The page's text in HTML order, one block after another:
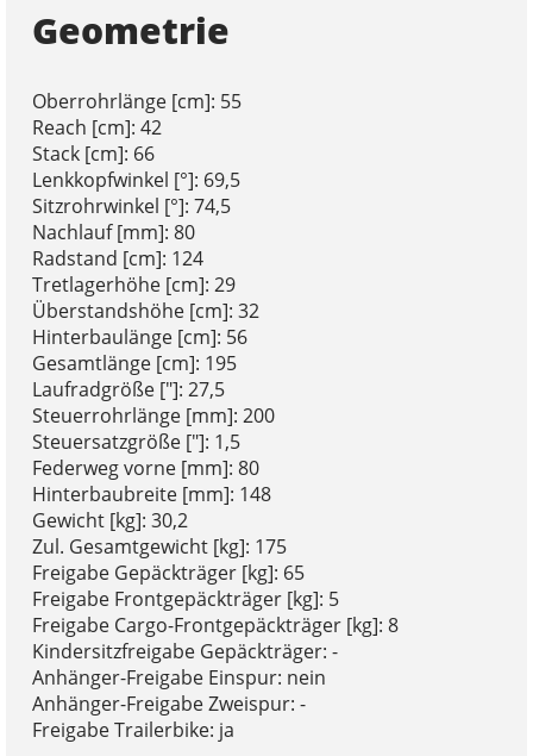
Geometrie
Oberrohrlänge [cm]: 55
Reach [cm]: 42
Stack [cm]: 66
Lenkkopfwinkel [°]: 69,5
Sitzrohrwinkel [°]: 74,5
Nachlauf [mm]: 80
Radstand [cm]: 124
Tretlagerhöhe [cm]: 29
Überstandshöhe [cm]: 32
Hinterbaulänge [cm]: 56
Gesamtlänge [cm]: 195
Laufradgröße ["]: 27,5
Steuerrohrlänge [mm]: 200
Steuersatzgröße ["]: 1,5
Federweg vorne [mm]: 80
Hinterbaubreite [mm]: 148
Gewicht [kg]: 30,2
Zul. Gesamtgewicht [kg]: 175
Freigabe Gepäckträger [kg]: 65
Freigabe Frontgepäckträger [kg]: 5
Freigabe Cargo-Frontgepäckträger [kg]: 8
Kindersitzfreigabe Gepäckträger: -
Anhänger-Freigabe Einspur: nein
Anhänger-Freigabe Zweispur: -
Freigabe Trailerbike: ja